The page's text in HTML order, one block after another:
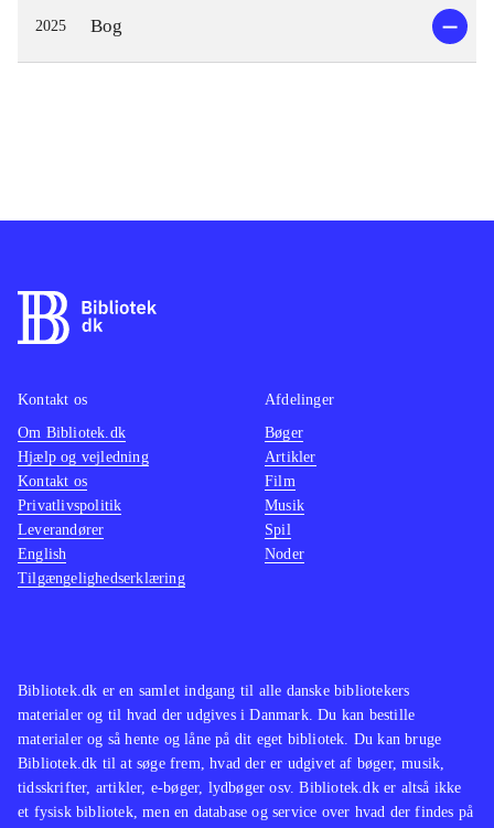
2025 Bog
Bibliotek.dk er en samlet indgang til alle danske bibliotekers
materialer og til hvad der udgives i Danmark. Du kan bestille
materialer og så hente og låne på dit eget bibliotek. Du kan bruge
Bibliotek.dk til at søge frem, hvad der er udgivet af bøger, musik,
tidsskrifter, artikler, e-bøger, lydbøger osv. Bibliotek.dk er altså ikke
et fysisk bibliotek, men en database og service over hvad der findes på
Kontakt os
Om Bibliotek.dk
Hjælp og vejledning
Kontakt os
Privatlivspolitik
Leverandører
English
Tilgængelighedserklæring
Afdelinger
Bøger
Artikler
Film
Musik
Spil
Noder